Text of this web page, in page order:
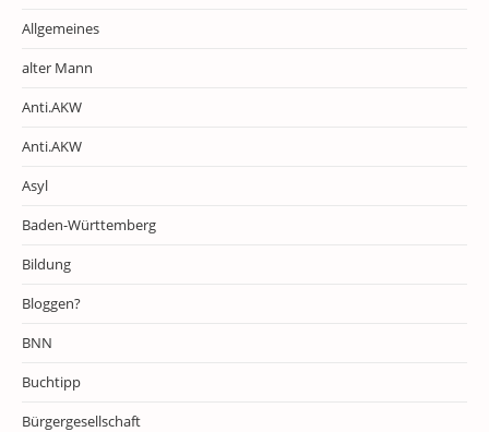
Allgemeines
alter Mann
Anti.AKW
Anti.AKW
Asyl
Baden-Württemberg
Bildung
Bloggen?
BNN
Buchtipp
Bürgergesellschaft